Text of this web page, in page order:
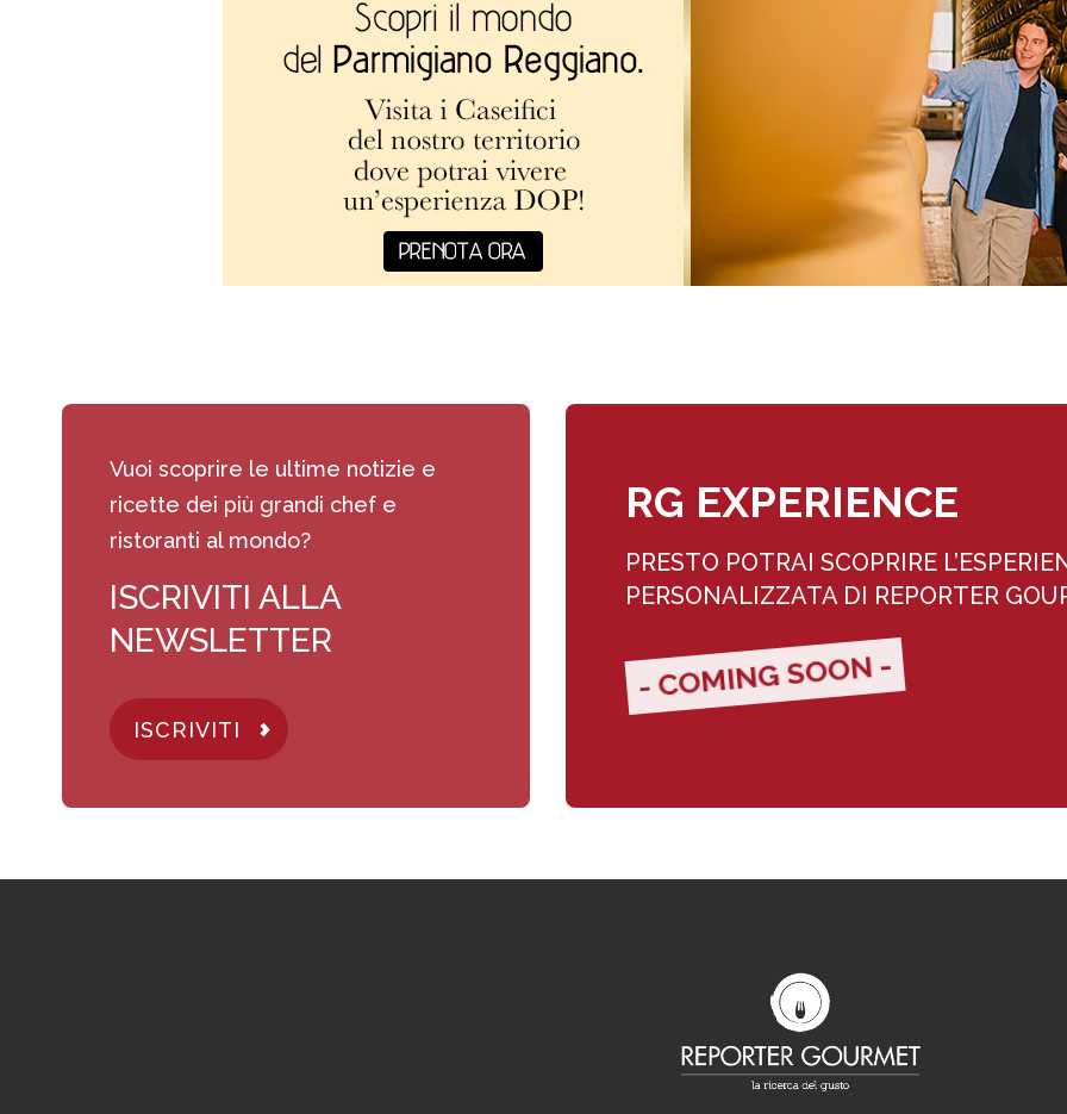
Vuoi scoprire le ultime notizie e
ricette dei più grandi chef e
ristoranti al mondo?
ISCRIVITI ALLA
NEWSLETTER
ISCRIVITI
RG EXPERIENCE
PRESTO POTRAI SCOPRIRE
PERSONALIZZATA DI REPORTER
- COMING SOON -